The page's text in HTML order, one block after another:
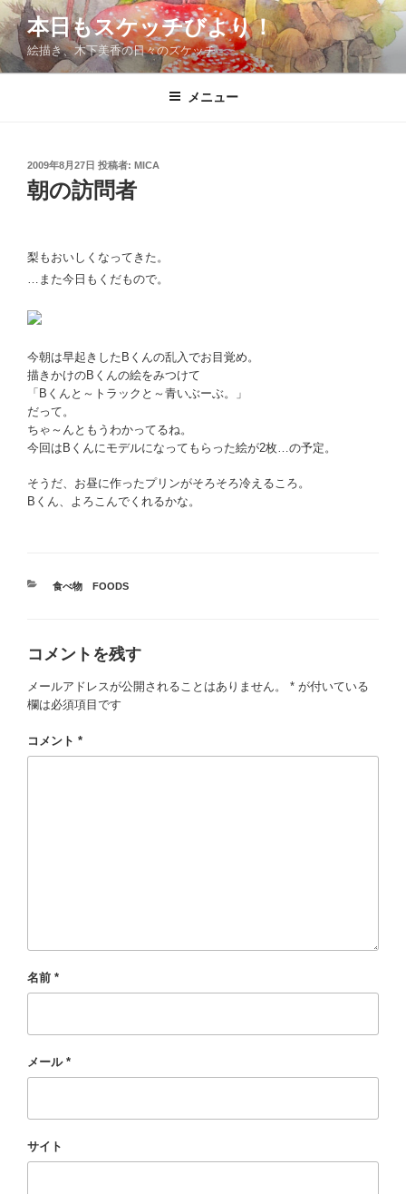
コ
ン
テ
ン
本日もスケッチびより！
絵描き、木下美香の日々のスケッチ
メニュー
投
稿
日:
2009年8月27日 投稿者: MICA
朝の訪問者
梨もおいしくなってきた。
…また今日もくだもので。
今朝は早起きしたBくんの乱入でお目覚め。
描きかけのBくんの絵をみつけて
「Bくんと～トラックと～青いぶーぶ。」
だって。
ちゃ～んともうわかってるね。
今回はBくんにモデルになってもらった絵が2枚…の予定。
そうだ、お昼に作ったプリンがそろそろ冷えるころ。
Bくん、よろこんでくれるかな。
カ
ー
食べ物 FOODS
コメントを残す
メールアドレスが公開されることはありません。 * が付いている
欄は必須項目です
コメント *
名前 *
メール *
サイト